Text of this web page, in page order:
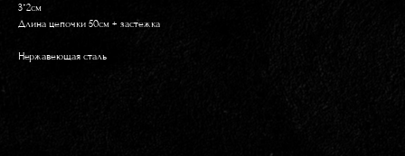
3*2см
Длина цепочки 50см + застежка
Нержавеющая сталь